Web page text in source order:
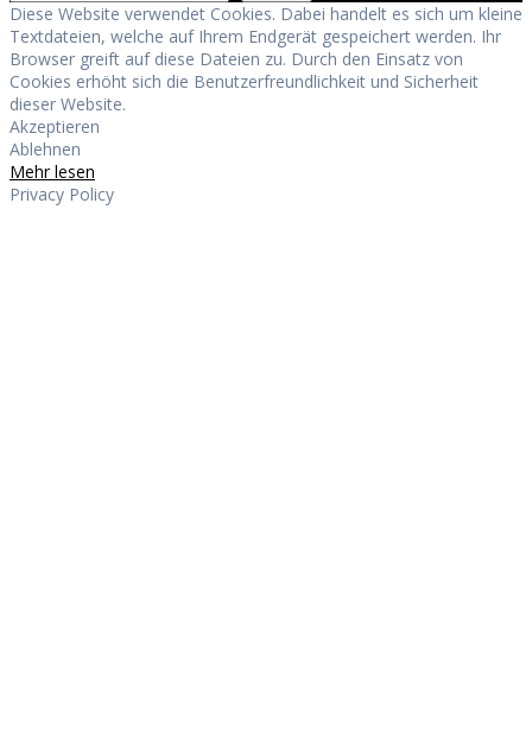
Diese Website verwendet Cookies. Dabei handelt es sich um kleine
Textdateien, welche auf Ihrem Endgerät gespeichert werden. Ihr
Browser greift auf diese Dateien zu. Durch den Einsatz von
Cookies erhöht sich die Benutzerfreundlichkeit und Sicherheit
dieser Website.
Akzeptieren
Ablehnen
Mehr lesen
Privacy Policy